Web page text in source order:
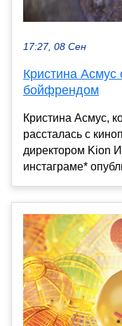
17:27, 08 Сен
Кристина
бойфрендом
Кристина Асмус,
рассталась с
директором Kion
инстаграме*